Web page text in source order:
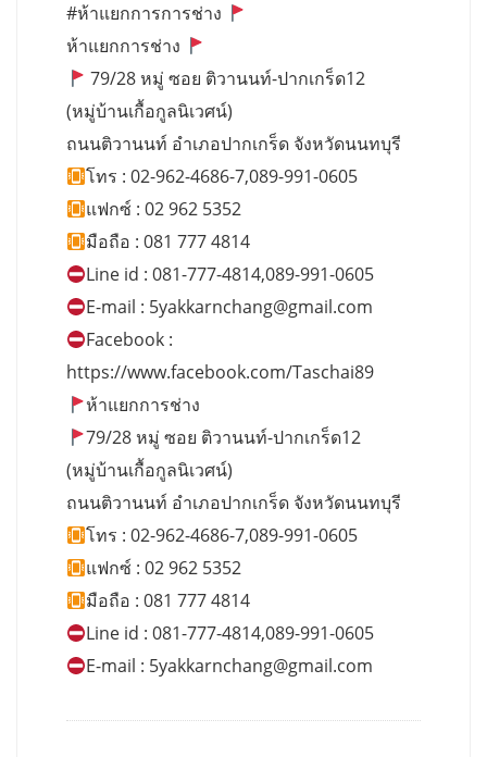
#ห้าแยกการการช่าง
ห้าแยกการช่าง
79/28 หมู่ ซอย ติวานนท์-ปากเกร็ด12
(หมู่บ้านเกื้อกูลนิเวศน์)
ถนนติวานนท์ อำเภอปากเกร็ด จังหวัดนนทบุรี
โทร : 02-962-4686-7,089-991-0605
แฟกซ์ : 02 962 5352
มือถือ : 081 777 4814
Line id : 081-777-4814,089-991-0605
E-mail : 5yakkarnchang@gmail.com
Facebook :
https://www.facebook.com/Taschai89
ห้าแยกการช่าง
79/28 หมู่ ซอย ติวานนท์-ปากเกร็ด12
(หมู่บ้านเกื้อกูลนิเวศน์)
ถนนติวานนท์ อำเภอปากเกร็ด จังหวัดนนทบุรี
โทร : 02-962-4686-7,089-991-0605
แฟกซ์ : 02 962 5352
มือถือ : 081 777 4814
Line id : 081-777-4814,089-991-0605
E-mail : 5yakkarnchang@gmail.com